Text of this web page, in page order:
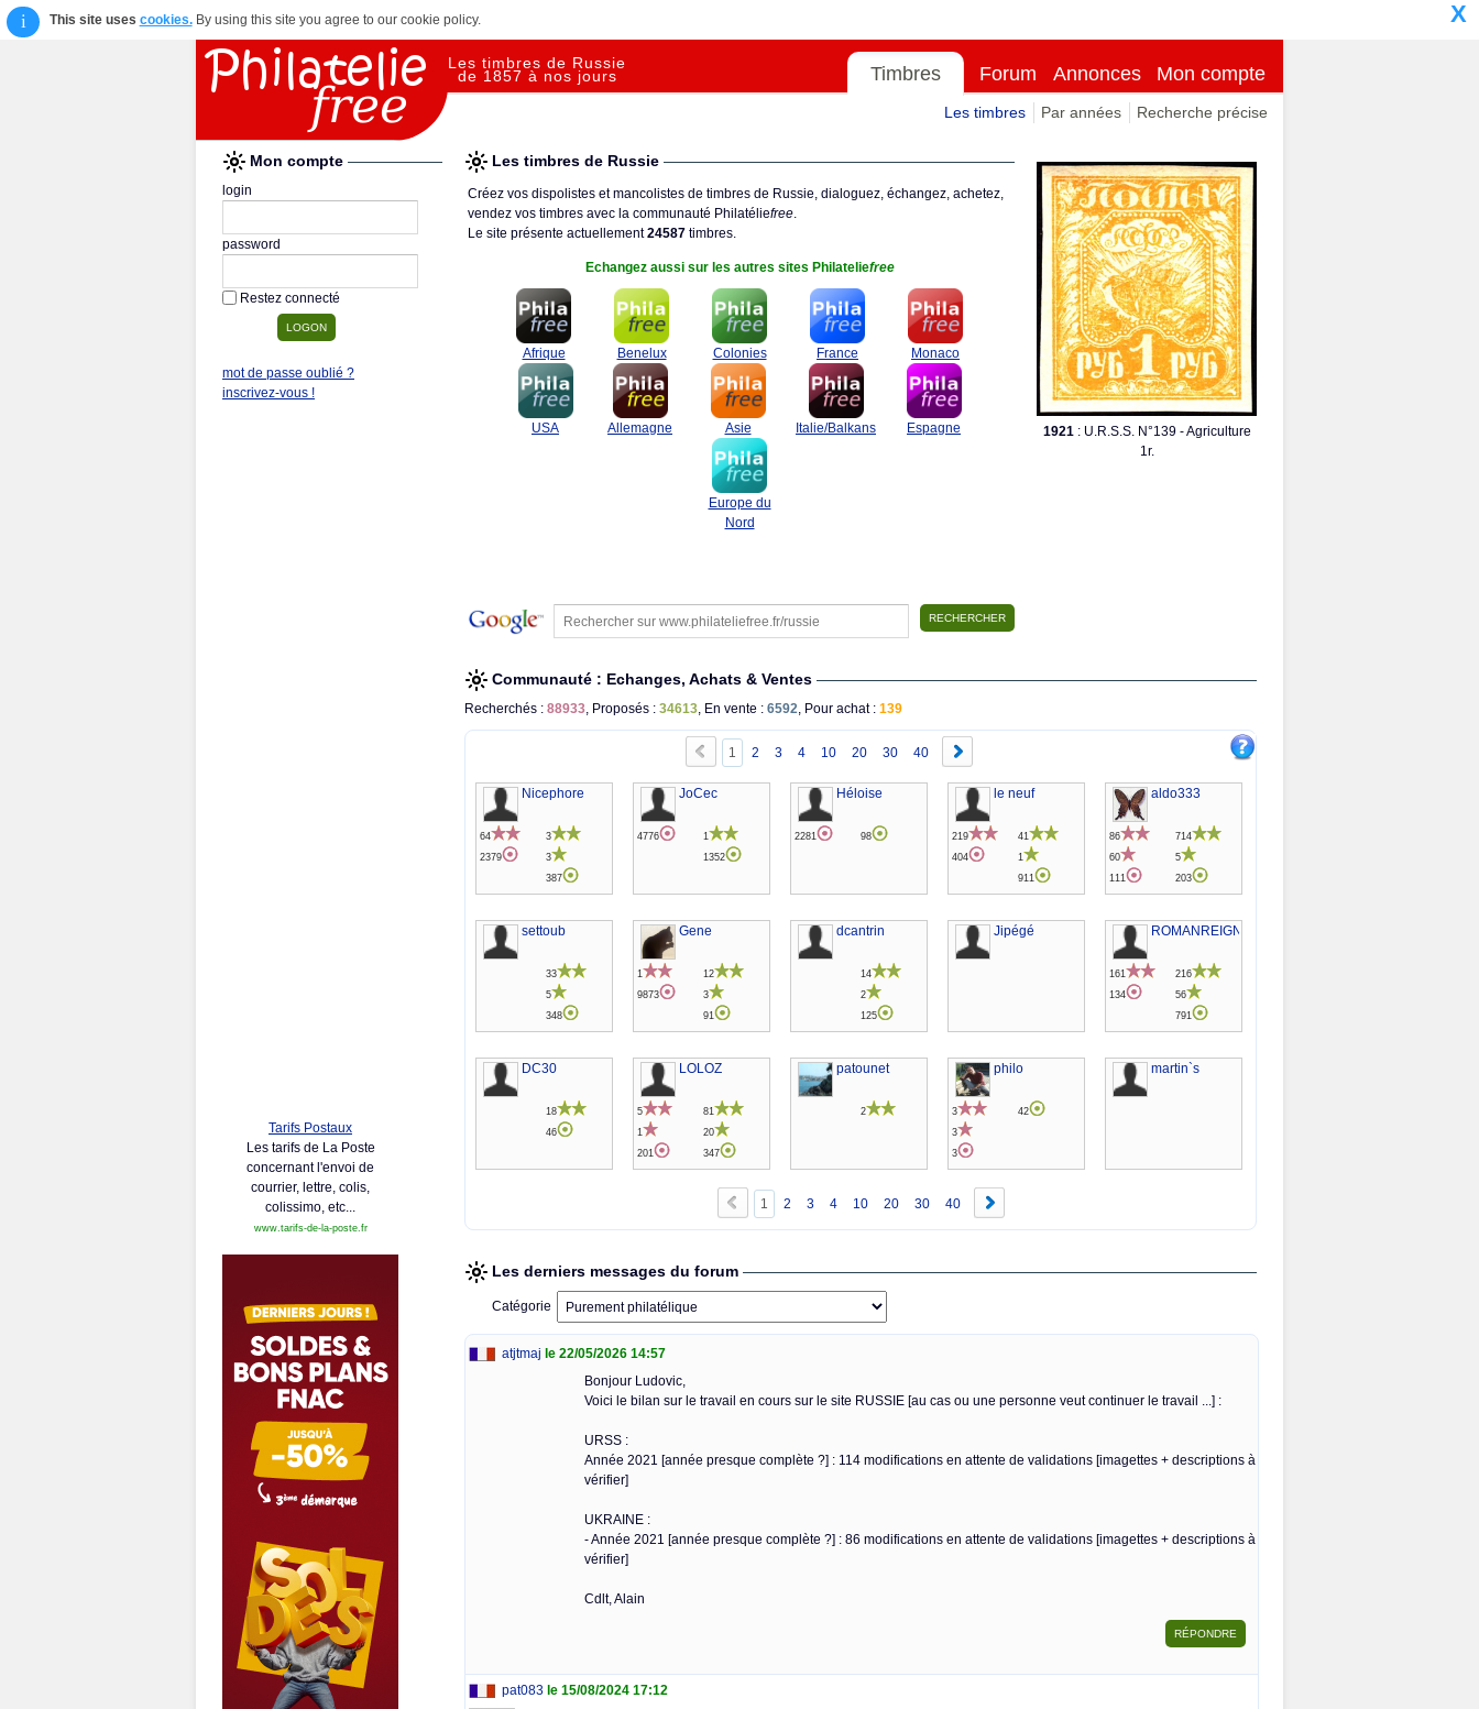
i This site uses cookies.By using this site you agree to our cookie policy. X
Les timbres de Russie
de 1857 à nos jours Timbres Forum Annonces Mon compte
Les timbres Par années Recherche précise
Mon compte
login
password
Restez connecté
mot de passe oublié ?
inscrivez-vous !
Tarifs Postaux
Les tarifs de La Poste
concernant l'envoi de
courrier, lettre, colis,
colissimo, etc...
www.tarifs-de-la-poste.fr
1921 : U.R.S.S. N°139 - Agriculture
1r.
Les timbres de Russie
Créez vos dispolistes et mancolistes de timbres de Russie, dialoguez, échangez, achetez,
vendez vos timbres avec la communauté Philatéliefree.
Le site présente actuellement24587 timbres.
Echangez aussi sur les autres sites Philateliefree
Afrique Benelux Colonies France Monaco
USA Allemagne Asie Italie/Balkans Espagne
Europe du
Nord
Communauté : Echanges, Achats & Ventes
Recherchés : 88933, Proposés : 34613, En vente : 6592, Pour achat : 139
1 2 3 4 10 20 30 40
Nicephore
64
2379
3
3
387
JoCec
4776
1
1352
Héloise
2281 98
le neuf
219
404
41
1
911
aldo333
86
60
111
714
5
203
settoub
33
5
348
Gene
1
9873
12
3
91
dcantrin
14
2
125
Jipégé ROMANREIGNS
161
134
216
56
791
DC30
18
46
LOLOZ
5
1
201
81
20
347
patounet
2
philo
3
3
3
42
martin`s
1 2 3 4 10 20 30 40
Les derniers messages du forum
Catégorie
atjtmaj le 22/05/2026 14:57
Bonjour Ludovic,
Voici le bilan sur le travail en cours sur le site RUSSIE [au cas ou une personne veut continuer le travail ...] :
URSS :
Année 2021 [année presque complète ?] : 114 modifications en attente de validations [imagettes + descriptions à
vérifier]
UKRAINE :
- Année 2021 [année presque complète ?] : 86 modifications en attente de validations [imagettes + descriptions à
vérifier]
Cdlt, Alain
pat083 le 15/08/2024 17:12